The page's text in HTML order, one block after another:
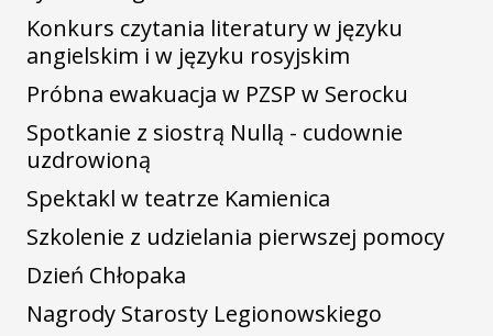
Konkurs czytania literatury w języku
angielskim i w języku rosyjskim
Próbna ewakuacja w PZSP w Serocku
Spotkanie z siostrą Nullą - cudownie
uzdrowioną
Spektakl w teatrze Kamienica
Szkolenie z udzielania pierwszej pomocy
Dzień Chłopaka
Nagrody Starosty Legionowskiego